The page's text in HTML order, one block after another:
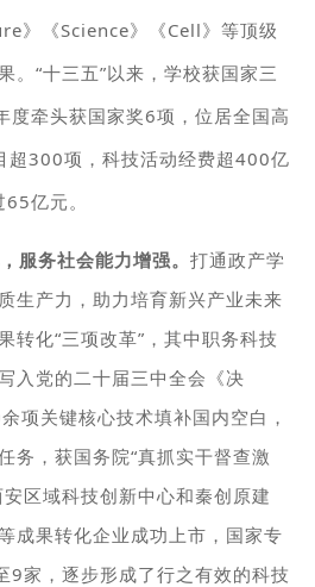
》《Science》《Cell》等顶级
。“十三五”以来，学校获国家三
牵头获国家奖6项，位居全国高
超300项，科技活动经费超400亿
亿元。
服务社会能力增强。 打通政产学
生产力，助力培育新兴产业未来
转化“三项改革”，其中职务科技
入党的二十届三中全会《决
项关键核心技术填补国内空白，
务，获国务院“真抓实干督查激
区域科技创新中心和秦创原建
成果转化企业成功上市，国家专
9家，逐步形成了行之有效的科技